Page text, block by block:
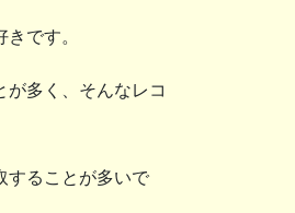
です。
多く、そんなレコ
することが多いで